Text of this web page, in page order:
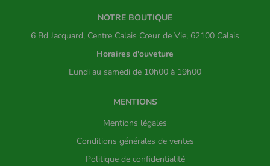
NOTRE BOUTIQUE
6 Bd Jacquard, Centre Calais Cœur de Vie, 62100 Calais
Horaires d'ouveture
Lundi au samedi de 10h00 à 19h00
MENTIONS
Mentions légales
Conditions générales de ventes
Politique de confidentialité